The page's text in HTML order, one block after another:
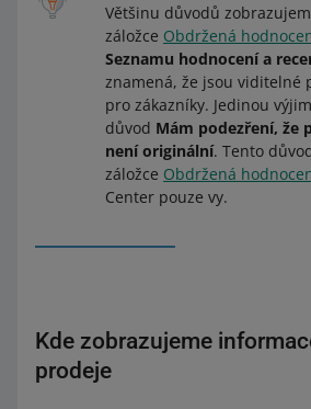
Většinu důvodů
záložce Obdržená
Seznamu hodnocení a
znamená, že jsou viditelné
pro zákazníky. Jedinou
důvod Mám podezření, že
není originální. Tento
záložce Obdržená
Center pouze vy.
Kde zobrazujeme
prodeje